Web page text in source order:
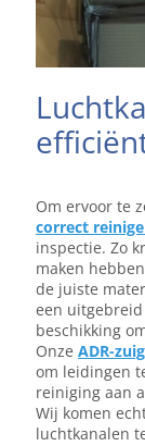
Om ervoor te
correct
inspectie. Zo
maken
de juiste
een
beschikking
Onze ADR-
om leidingen
reiniging aan
Wij komen
luchtkanalen